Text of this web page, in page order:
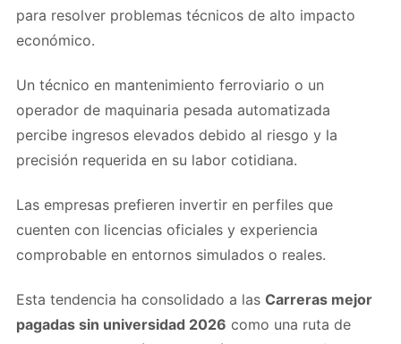
para resolver problemas técnicos de alto impacto
económico.
Un técnico en mantenimiento ferroviario o un
operador de maquinaria pesada automatizada
percibe ingresos elevados debido al riesgo y la
precisión requerida en su labor cotidiana.
Las empresas prefieren invertir en perfiles que
cuenten con licencias oficiales y experiencia
comprobable en entornos simulados o reales.
Esta tendencia ha consolidado a las Carreras mejor
pagadas sin universidad 2026 como una ruta de